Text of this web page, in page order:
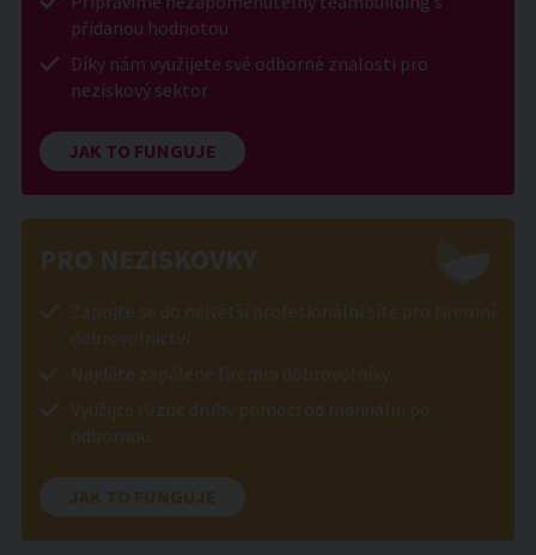
přidanou hodnotou
Díky nám využijete své odborné znalosti pro
neziskový sektor
JAK TO FUNGUJE
PRO NEZISKOVKY
Zapojte se do největší profesionální sítě pro firemní
dobrovolnictví
Najděte zapálené firemní dobrovolníky
Využijte různé druhy pomoci od manuální po
odbornou
JAK TO FUNGUJE